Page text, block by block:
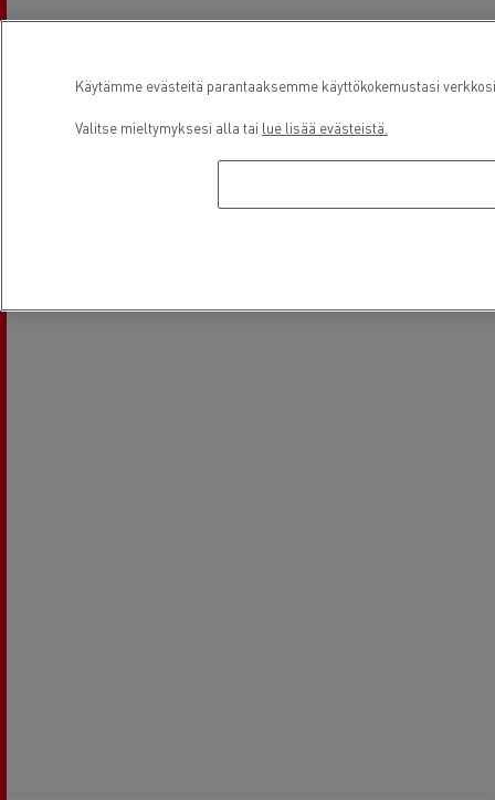
Sähkökuorma-autot
Käytämme evästeitä parantaaksemme käyttökokemustasi
Valitse mieltymyksesi alla tai lue lisää evästeistä.